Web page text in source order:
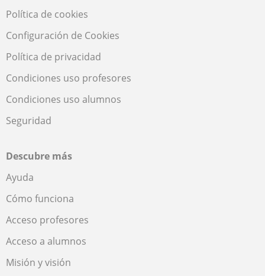
Política de cookies
Configuración de Cookies
Política de privacidad
Condiciones uso profesores
Condiciones uso alumnos
Seguridad
Descubre más
Ayuda
Cómo funciona
Acceso profesores
Acceso a alumnos
Misión y visión